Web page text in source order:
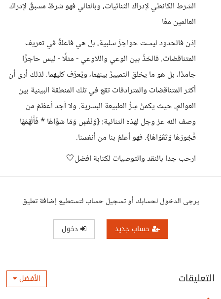
الشرط الكانطي لإدراك الثنائيات، وبالتالي فهو شرطٌ مسبقٌ لإدراك
العالمين معًا
إذن فالحدود ليست حواجزَ سلبية، بل هي فاعلةٌ في تعريف
المتناقضات. فالحَدُّ بين الوعي واللاوعي - مثلًا - ليس حاجزًا
جامدًا، بل هو ما يخلق التمييزَ بينهما، ويُعرِّف كليهما. لذلك أرى أن
أكثر المتناقضات والمترادفات تقع في تلك المنطقة البينية بين
العوالم، حيث يكمنُ سِرُّ الطبيعة البشرية. ولا أجد أعظمَ من
وصف الله عز وجل لهذه الثنائية: {وَنَفْسٍ وَمَا سَوَّاهَا * فَأَلْهَمَهَا
فُجُورَهَا وَتَقْوَاهَا}. فهو أعلمُ بنا من أنفسنا.
ارحب جدا بالنقد والتوصيات لكتابة افضل🤍
يرجى الدخول لحسابك أو تسجيل حساب لتستطيع إضافة تعليق
حساب جديد دخول
التعليقات الأفضل